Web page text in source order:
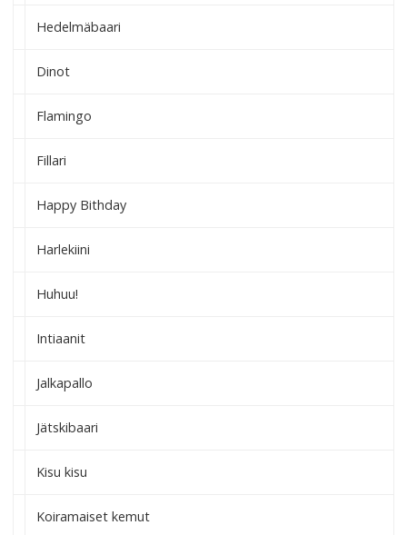
Hedelmäbaari
Dinot
Flamingo
Fillari
Happy Bithday
Harlekiini
Huhuu!
Intiaanit
Jalkapallo
Jätskibaari
Kisu kisu
Koiramaiset kemut